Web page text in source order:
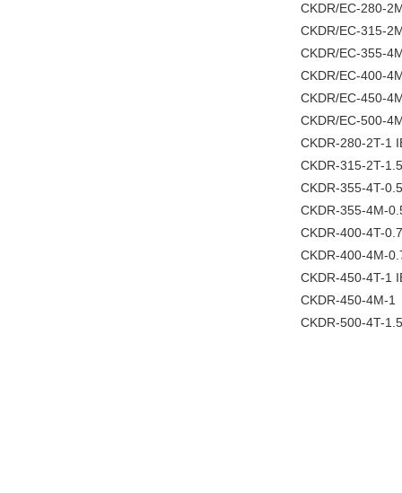
CKDR/EC-280-
CKDR/EC-315-
CKDR/EC-355-
CKDR/EC-400-
CKDR/EC-450-
CKDR/EC-500-
CKDR-280-2T-1
CKDR-315-2T-
CKDR-355-4T-0.5
CKDR-355-4M-
CKDR-400-4T-
CKDR-400-4M-
CKDR-450-4T-1
CKDR-450-4M-1
CKDR-500-4T-